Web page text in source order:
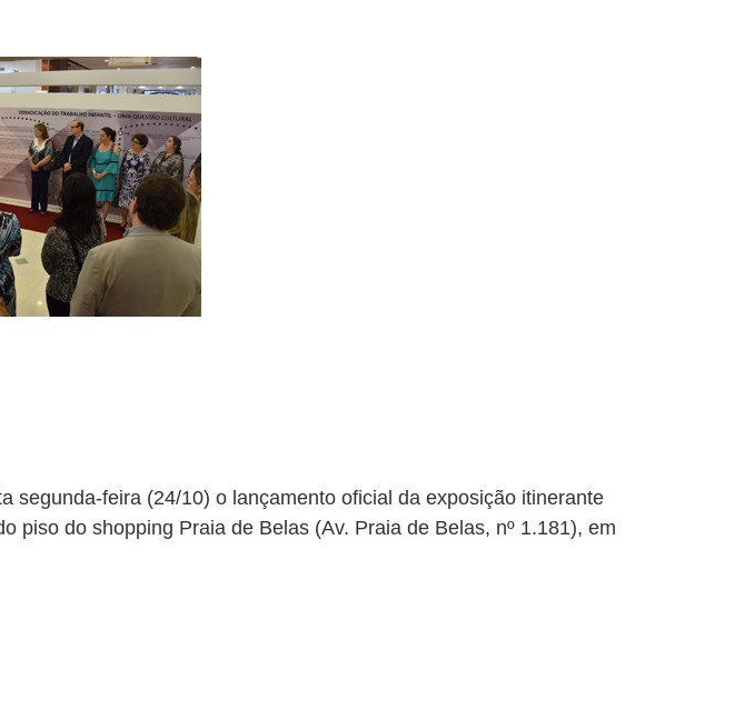
segunda-feira (24/10) o lançamento oficial da exposição itinerante
piso do shopping Praia de Belas (Av. Praia de Belas, nº 1.181), em